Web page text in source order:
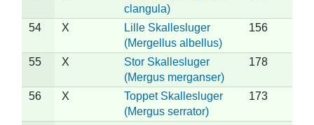
clangula)
54 X
Lille Skallesluger
(Mergellus albellus)
156
55 X
Stor Skallesluger
(Mergus merganser)
178
56 X
Toppet Skallesluger
(Mergus serrator)
173